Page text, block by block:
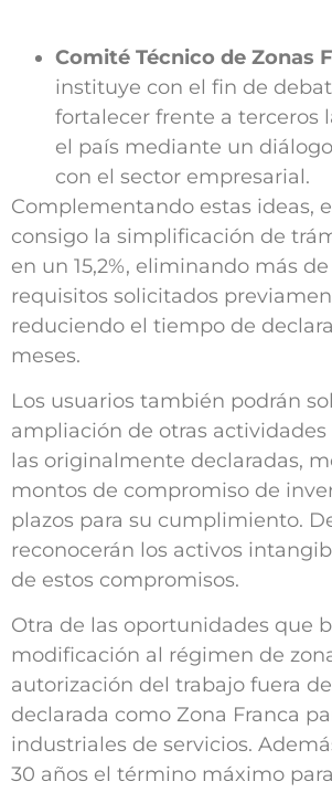
Comité Técnico de Zonas
instituye con el fin de
fortalecer frente a terceros
el país mediante un
con el sector empresarial.
Complementando estas ideas,
consigo la simplificación de
en un 15,2%, eliminando más
requisitos solicitados
reduciendo el tiempo de
meses.
Los usuarios también podrán
ampliación de otras actividades
las originalmente declaradas,
montos de compromiso de
plazos para su cumplimiento.
reconocerán los activos
de estos compromisos.
Otra de las oportunidades que
modificación al régimen de
autorización del trabajo fuera
declarada como Zona Franca
industriales de servicios.​
30 años el término máximo